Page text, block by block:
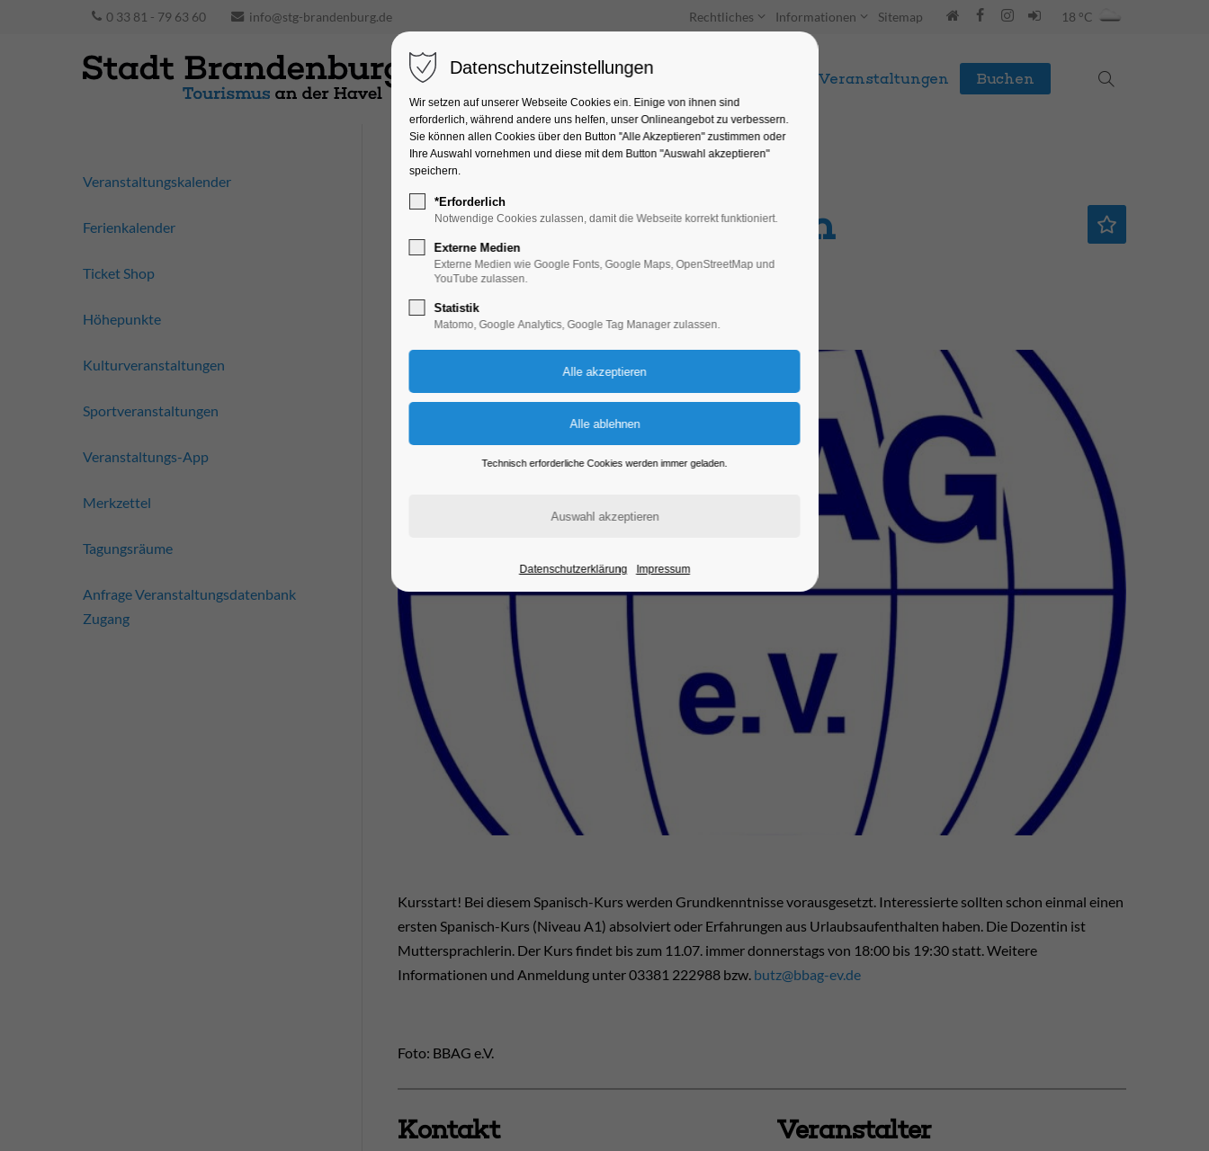
0 33 81 - 79 63 60 info@stg-brandenburg.de Rechtliches Informationen Sitemap 18 °C
Unterkünfte Entdecken & Erleben Veranstaltungen Buchen
Sprachkurs Spanisch
Bildung, Vortrag
15.02.2024, 18:00–19:30
Kursstart! Bei diesem Spanisch-Kurs werden Grundkenntnisse vorausgesetzt. Interessierte sollten schon einmal einen
ersten Spanisch-Kurs (Niveau A1) absolviert oder Erfahrungen aus Urlaubsaufenthalten haben. Die Dozentin ist
Muttersprachlerin. Der Kurs findet bis zum 11.07. immer donnerstags von 18:00 bis 19:30 statt. Weitere
Informationen und Anmeldung unter 03381 222988 bzw. butz@bbag-ev.de
Foto: BBAG e.V.
Kontakt Veranstalter
Veranstaltungskalender
Ferienkalender
Ticket Shop
Höhepunkte
Kulturveranstaltungen
Sportveranstaltungen
Veranstaltungs-App
Merkzettel
Tagungsräume
Anfrage Veranstaltungsdatenbank
Zugang
Datenschutzeinstellungen
Wir setzen auf unserer Webseite Cookies ein. Einige von ihnen sind
erforderlich, während andere uns helfen, unser Onlineangebot zu verbessern.
Sie können allen Cookies über den Button "Alle Akzeptieren" zustimmen oder
Ihre Auswahl vornehmen und diese mit dem Button "Auswahl akzeptieren"
speichern.
*Erforderlich
Notwendige Cookies zulassen, damit die Webseite korrekt funktioniert.
Externe Medien
Externe Medien wie Google Fonts, Google Maps, OpenStreetMap und
YouTube zulassen.
Statistik
Matomo, Google Analytics, Google Tag Manager zulassen.
Technisch erforderliche Cookies werden immer geladen.
Datenschutzerklärung Impressum